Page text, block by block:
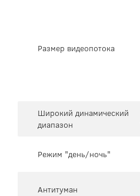
Размер видеопотока
Широкий динамический
диапазон
Режим "день/ночь"
Антитуман